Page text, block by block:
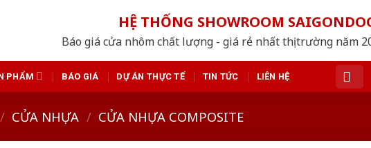
HỆ THỐNG SHOWROOM
Báo giá cửa nhôm chất lượng - giá rẻ nhất thị trường năm
PHẨM BÁO GIÁ DỰ ÁN THỰC TẾ TIN TỨC LIÊN HỆ
/ CỬA NHỰA / CỬA NHỰA COMPOSITE